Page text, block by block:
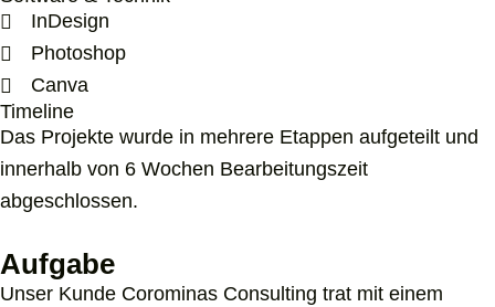
InDesign
Photoshop
Canva
Timeline
Das Projekte wurde in mehrere Etappen aufgeteilt und
innerhalb von 6 Wochen Bearbeitungszeit
abgeschlossen.
Aufgabe
Unser Kunde Corominas Consulting trat mit einem